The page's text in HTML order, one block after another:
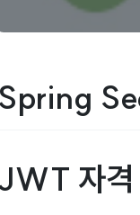
Spring
자격